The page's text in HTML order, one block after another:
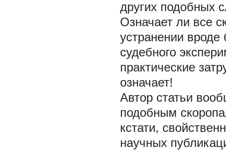
других подобных
Означает ли все
устранении вроде
судебного
практические
означает!
Автор статьи
подобным
кстати,
научных